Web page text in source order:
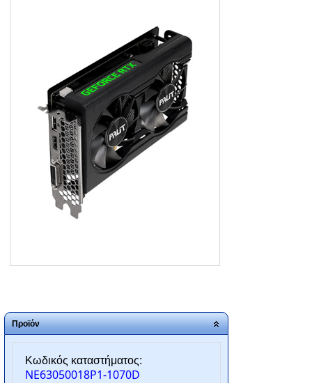
ΚΑΛΑΘΙ-ΑΓΟΡΩΝ
ΑΡΧΙΚΗ
ΠΟΙΟΙ ΕΙΜΑΣΤΕ
SERVICE
ΕΠΙΚΟΙΝΩΝΙΑ
Προϊόν
Κωδικός καταστήματος:
NE63050018P1-1070D